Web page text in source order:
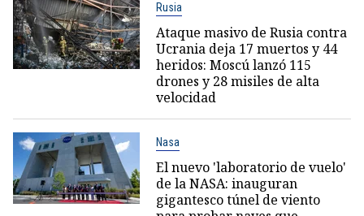
Rusia
Ataque masivo de Rusia contra
Ucrania deja 17 muertos y 44
heridos: Moscú lanzó 115
drones y 28 misiles de alta
velocidad
Nasa
El nuevo 'laboratorio de vuelo'
de la NASA: inauguran
gigantesco túnel de viento